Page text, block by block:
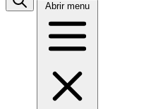
Abrir menu